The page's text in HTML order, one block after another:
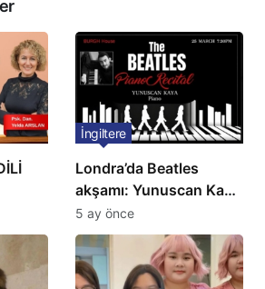
Londra’da Beatles
akşamı: Yunuscan Kaya
klasik yorumuyla
sahnede
İngiltere
5 ay önce